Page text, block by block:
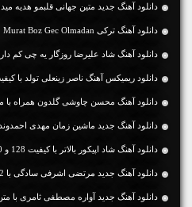
دانلود آهنگ جديد متین جهانی قلبمو هدیه میدم با 2 کیفیت و متن
دانلود آهنگ ترکی Murat Boz Gec Olmadan
دانلود آهنگ شاد علیرضا روزگار یه چی کم داره با
دانلود ریمیکس آهنگ ناصر زینعلی تولد با کیفیت 128 و
دانلود آهنگ محسن چاوشی گلدون همراه با
دانلود آهنگ جديد ماشین زمان مهدی
دانلود آهنگ شاد اپیکور بالاتر با کیفیت 128 و 320
دانلود آهنگ جديد مرتضی اشرفی سادگی با 2 کیفیت و متن آهنگ
دانلود آهنگ جديد آواره مصطفی ثامری با